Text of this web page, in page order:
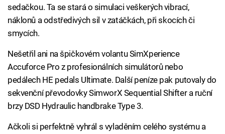
sedačkou. Ta se stará o simulaci veškerých vibrací,
náklonů a odstředivých sil v zatáčkách, při skocích či
smycích.
Nešetřil ani na špičkovém volantu SimXperience
Accuforce Pro z profesionálních simulátorů nebo
pedálech HE pedals Ultimate. Další peníze pak putovaly do
sekvenční převodovky SimworX Sequential Shifter a ruční
brzy DSD Hydraulic handbrake Type 3.
Ačkoli si perfektně vyhrál s vyladěním celého systému a